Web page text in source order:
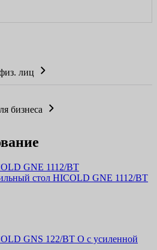
лиц
бизнеса
стол HICOLD GNE 1112/BT